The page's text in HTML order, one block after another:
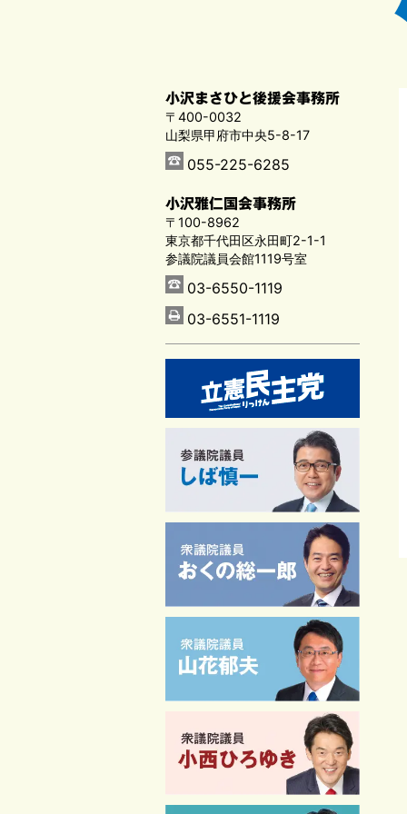
小沢まさひと後援会事務所
〒400-0032
山梨県甲府市中央5-8-17
055-225-6285
小沢雅仁国会事務所
〒100-8962
東京都千代田区永田町2-1-1
参議院議員会館1119号室
03-6550-1119
03-6551-1119